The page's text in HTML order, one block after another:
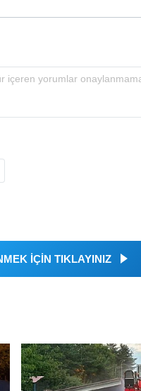
İÇİN TIKLAYINIZ